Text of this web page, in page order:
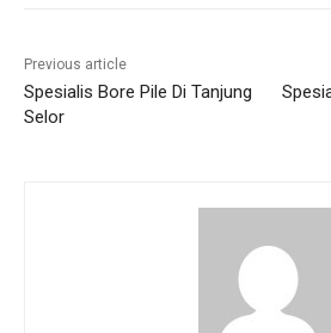
Previous article
Spesialis Bore Pile Di Tanjung
Selor